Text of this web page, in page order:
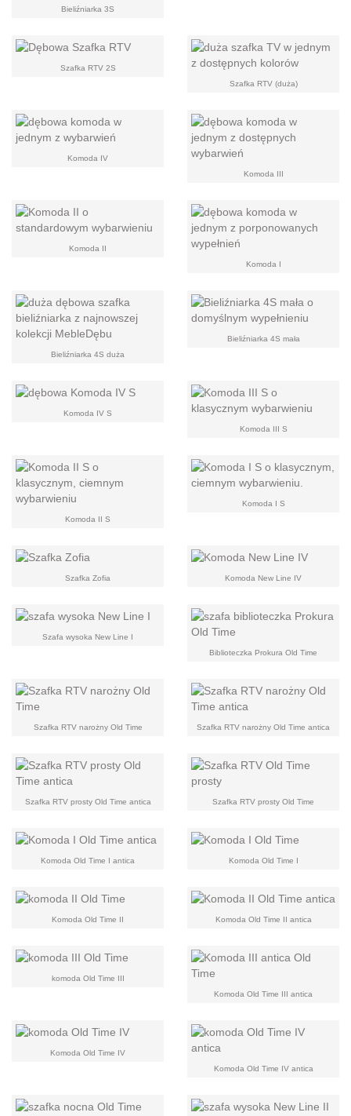
Bieliźniarka 3S
Szafka RTV 2S
Szafka RTV (duża)
Komoda IV
Komoda III
Komoda II
Komoda I
Bieliźniarka 4S duża
Bieliźniarka 4S mała
Komoda IV S
Komoda III S
Komoda II S
Komoda I S
Szafka Zofia Komoda New Line IV
Szafa wysoka New Line I
Biblioteczka Prokura Old Time
Szafka RTV narożny Old Time Szafka RTV narożny Old Time antica
Szafka RTV prosty Old Time antica Szafka RTV prosty Old Time
Komoda Old Time I antica Komoda Old Time I
Komoda Old Time II Komoda Old Time II antica
komoda Old Time III
Komoda Old Time III antica
Komoda Old Time IV
Komoda Old Time IV antica